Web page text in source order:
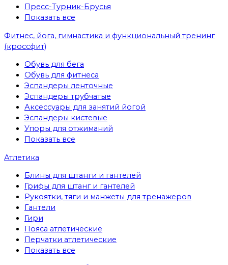
Пресс-Турник-Брусья
Показать все
Фитнес, йога, гимнастика и функциональный тренинг
(кроссфит)
Обувь для бега
Обувь для фитнеса
Эспандеры ленточные
Эспандеры трубчатые
Аксессуары для занятий йогой
Эспандеры кистевые
Упоры для отжиманий
Показать все
Атлетика
Блины для штанги и гантелей
Грифы для штанг и гантелей
Рукоятки, тяги и манжеты для тренажеров
Гантели
Гири
Пояса атлетические
Перчатки атлетические
Показать все